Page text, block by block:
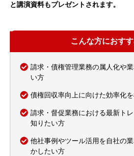
と講演資料もプレゼントされます。
こんな方におすす
請求・債権管理業務の属人化や
い方
債権回収率向上に向けた効率化
請求・督促業務における最新ト
知りたい方
他社事例やツール活用を自社の
かしたい方